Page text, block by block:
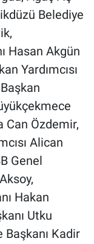
Belediye
Hasan Akgün
Yardımcısı
Can Özdemir,
Alican
Genel
Hakan
Utku
Başkanı Kadir